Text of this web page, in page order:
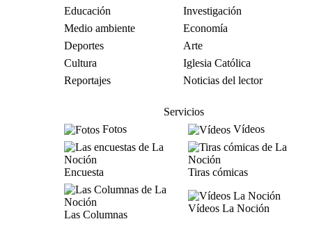
Educación
Investigación
Medio ambiente
Economía
Deportes
Arte
Cultura
Iglesia Católica
Reportajes
Noticias del lector
Servicios
Fotos
Vídeos
Encuesta Tiras cómicas
Las Columnas
Vídeos La Noción